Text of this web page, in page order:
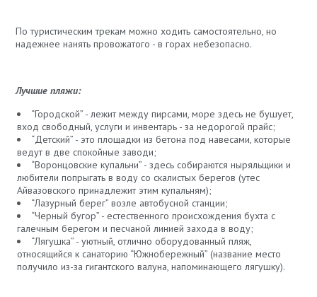
По туристическим трекам можно ходить самостоятельно, но
надежнее нанять провожатого - в горах небезопасно.
Лучшие пляжи:
“Городской” - лежит между пирсами, море здесь не бушует,
вход свободный, услуги и инвентарь - за недорогой прайс;
“Детский” - это площадки из бетона под навесами, которые
ведут в две спокойные заводи;
“Воронцовские купальни” - здесь собираются ныряльщики и
любители попрыгать в воду со скалистых берегов (утес
Айвазовского принадлежит этим купальням);
“Лазурный берег” возле автобусной станции;
“Черный бугор” - естественного происхождения бухта с
галечным берегом и песчаной линией захода в воду;
“Лягушка” - уютный, отлично оборудованный пляж,
относящийся к санаторию “Южнобережный” (название место
получило из-за гигантского валуна, напоминающего лягушку).